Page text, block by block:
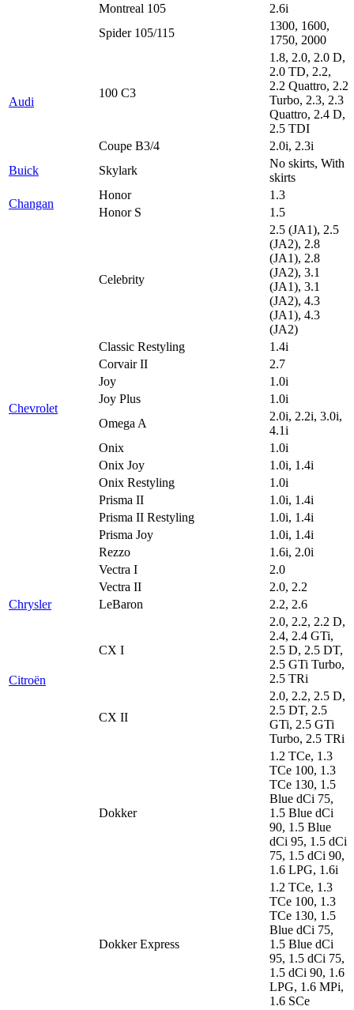
Montreal 105
2.6i
Spider 105/115
1300, 1600,
1750, 2000
Audi
100 C3
1.8, 2.0, 2.0 D,
2.0 TD, 2.2,
2.2 Quattro, 2.2
Turbo, 2.3, 2.3
Quattro, 2.4 D,
2.5 TDI
Coupe B3/4
2.0i, 2.3i
Buick
Skylark
No skirts, With
skirts
Changan
Honor
1.3
Honor S
1.5
Chevrolet
Celebrity
2.5 (JA1), 2.5
(JA2), 2.8
(JA1), 2.8
(JA2), 3.1
(JA1), 3.1
(JA2), 4.3
(JA1), 4.3
(JA2)
Classic Restyling
1.4i
Corvair II
2.7
Joy
1.0i
Joy Plus
1.0i
Omega A
2.0i, 2.2i, 3.0i,
4.1i
Onix
1.0i
Onix Joy
1.0i, 1.4i
Onix Restyling
1.0i
Prisma II
1.0i, 1.4i
Prisma II Restyling
1.0i, 1.4i
Prisma Joy
1.0i, 1.4i
Rezzo
1.6i, 2.0i
Vectra I
2.0
Vectra II
2.0, 2.2
Chrysler
LeBaron 2.2, 2.6
Citroën
CX I
2.0, 2.2, 2.2 D,
2.4, 2.4 GTi,
2.5 D, 2.5 DT,
2.5 GTi Turbo,
2.5 TRi
CX II
2.0, 2.2, 2.5 D,
2.5 DT, 2.5
GTi, 2.5 GTi
Turbo, 2.5 TRi
Dokker
1.2 TCe, 1.3
TCe 100, 1.3
TCe 130, 1.5
Blue dCi 75,
1.5 Blue dCi
90, 1.5 Blue
dCi 95, 1.5 dCi
75, 1.5 dCi 90,
1.6 LPG, 1.6i
Dokker Express
1.2 TCe, 1.3
TCe 100, 1.3
TCe 130, 1.5
Blue dCi 75,
1.5 Blue dCi
95, 1.5 dCi 75,
1.5 dCi 90, 1.6
LPG, 1.6 MPi,
1.6 SCe